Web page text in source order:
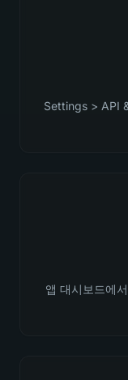
Settings > API
앱 대시보드에